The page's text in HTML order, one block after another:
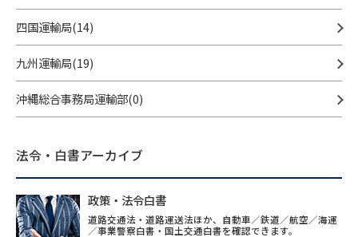
四国運輸局(14)
九州運輸局(19)
沖縄総合事務局運輸部(0)
法令・白書アーカイブ
政策・法令白書
道路交通法・道路運送法ほか、自動車／鉄道／航空／海運
／事業警察白書・国土交通白書を確認できます。